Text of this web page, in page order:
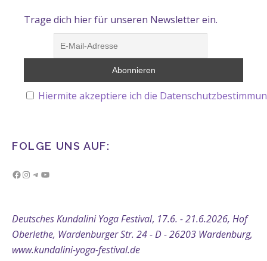
Trage dich hier für unseren Newsletter ein.
Hiermite akzeptiere ich die
FOLGE UNS AUF:
Facebook
Instagram
Telegram
Deutsches Kundalini Yoga Festival, 17.6. - 21.6.2026, Hof
Oberlethe, Wardenburger Str. 24 - D - 26203 Wardenburg,
www.kundalini-yoga-festival.de